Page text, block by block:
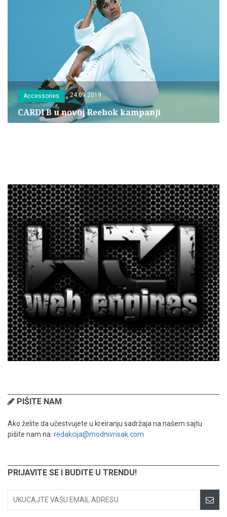
Accessories 24.09.2019
CARDI B u novoj Reebok kampanji
PIŠITE NAM
Ako želite da učestvujete u kreiranju sadržaja na našem sajtu
pišite nam na: redakcija@modnivrisak.com
PRIJAVITE SE I BUDITE U TRENDU!